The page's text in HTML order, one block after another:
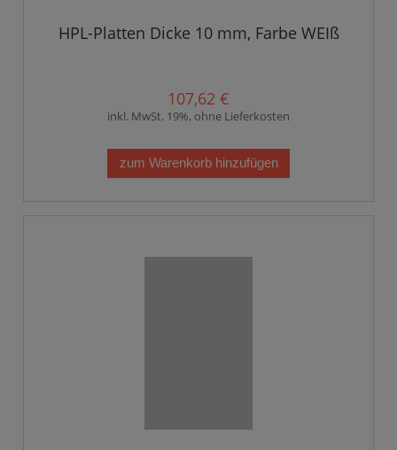
HPL-Platten Dicke 10 mm, Farbe WEIß
107,62 €
inkl. MwSt. 19%, ohne Lieferkosten
zum Warenkorb hinzufügen